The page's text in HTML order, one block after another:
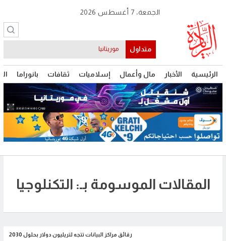
الرئيسية الأخبار مال وأعمال إسلاميات ثقافات بانوراما
الجمعة، 7 أغسطس 2026
متداول موريتانيا
المقالات الموسومة بـ: التكنلوجيا
رقائق مراكز البيانات تتجه لتريليون دولار بحلول 2030